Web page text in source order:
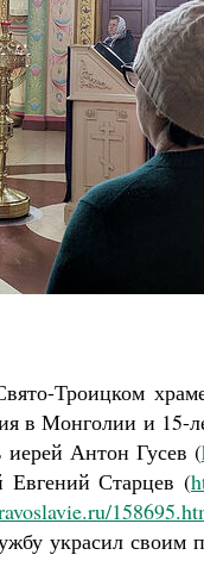
Троицком
в Монголии и 15-
иерей Антон Гусев (
Евгений Старцев (
украсил своим